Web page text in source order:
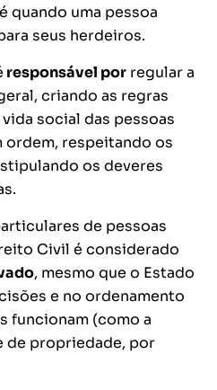
quando uma pessoa
seus herdeiros.
responsável por regular a
criando as regras
social das pessoas
ordem, respeitando os
os deveres
de pessoas
Civil é considerado
, mesmo que o Estado
e no ordenamento
funcionam (como a
de propriedade, por